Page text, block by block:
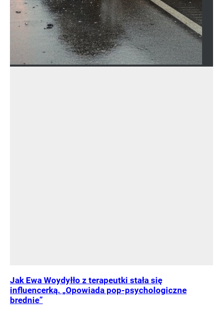
Jak Ewa Woydyłło z terapeutki stała się
influencerką. „Opowiada pop-psychologiczne
brednie”